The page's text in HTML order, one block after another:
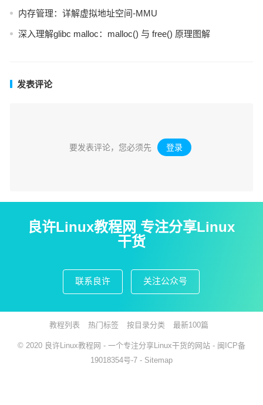
内存管理：详解虚拟地址空间-MMU
深入理解glibc malloc：malloc() 与 free() 原理图解
发表评论
要发表评论，您必须先 登录 。
良许Linux教程网 专注分享Linux
干货
联系良许 关注公众号
教程列表 热门标签 按目录分类 最新100篇
© 2020 良许Linux教程网 - 一个专注分享Linux干货的网站 - 闽ICP备
19018354号-7 - Sitemap